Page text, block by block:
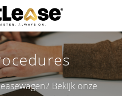
Bekijk onze